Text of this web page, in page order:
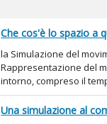
Che cos'è lo spazio a
la Simulazione del
Rappresentazione del
intorno, compreso il
Una simulazione al